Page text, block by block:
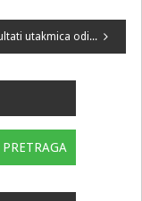
Rezultati utakmica odigranih prošlog vikenda